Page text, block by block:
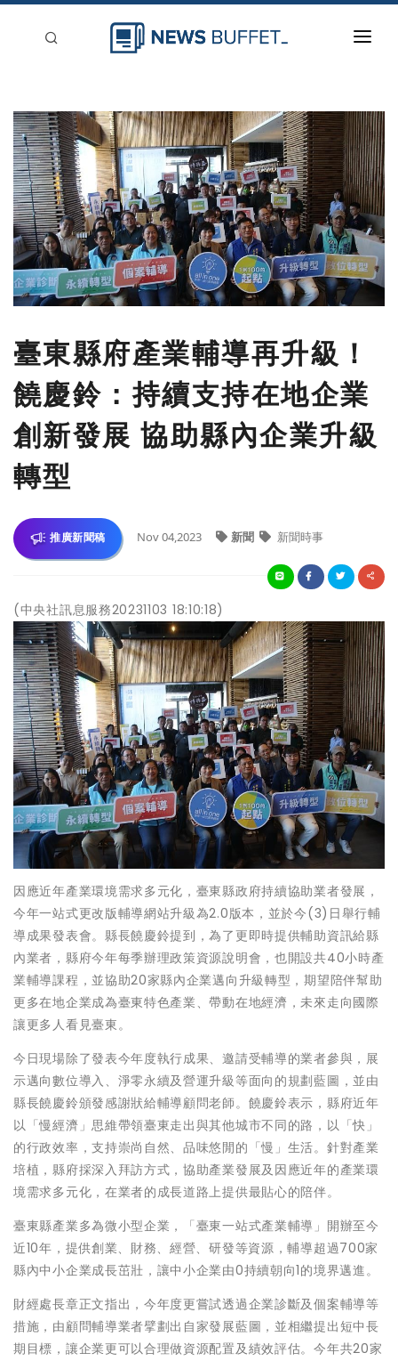
新聞稿分類
登入
刊登
臺東縣府產業輔導再升級！
饒慶鈴：持續支持在地企業
創新發展 協助縣內企業升級
轉型
推廣新聞稿 Nov 04,2023 新聞 新聞時事
(中央社訊息服務20231103 18:10:18)
因應近年產業環境需求多元化，臺東縣政府持續協助業者發展，
今年一站式更改版輔導網站升級為2.0版本，並於今(3)日舉行輔
導成果發表會。縣長饒慶鈴提到，為了更即時提供輔助資訊給縣
內業者，縣府今年每季辦理政策資源說明會，也開設共40小時產
業輔導課程，並協助20家縣內企業邁向升級轉型，期望陪伴幫助
更多在地企業成為臺東特色產業、帶動在地經濟，未來走向國際
讓更多人看見臺東。
今日現場除了發表今年度執行成果、邀請受輔導的業者參與，展
示邁向數位導入、淨零永續及營運升級等面向的規劃藍圖，並由
縣長饒慶鈴頒發感謝狀給輔導顧問老師。饒慶鈴表示，縣府近年
以「慢經濟」思維帶領臺東走出與其他城市不同的路，以「快」
的行政效率，支持崇尚自然、品味悠閒的「慢」生活。針對產業
培植，縣府採深入拜訪方式，協助產業發展及因應近年的產業環
境需求多元化，在業者的成長道路上提供最貼心的陪伴。
臺東縣產業多為微小型企業，「臺東一站式產業輔導」開辦至今
近10年，提供創業、財務、經營、研發等資源，輔導超過700家
縣內中小企業成長茁壯，讓中小企業由0持續朝向1的境界邁進。
財經處長章正文指出，今年度更嘗試透過企業診斷及個案輔導等
措施，由顧問輔導業者擘劃出自家發展藍圖，並相繼提出短中長
期目標，讓企業更可以合理做資源配置及績效評估。今年共20家